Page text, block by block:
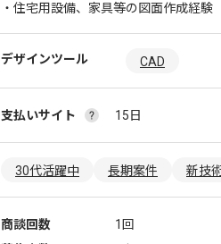
・住宅用設備、家具等の図面作成経験
デザインツール CAD
支払いサイト 15日
30代活躍中 長期案件 新技
商談回数
1回